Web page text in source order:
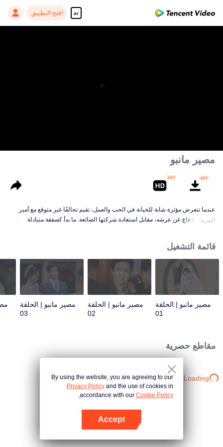
ar افتح التطبيق
مصير مانبو
عندما تتعرض مؤثرة شابة للخيانة في الحب والعمل، تقيم تحالفًا غير متوقع مع أمير
يحارب للدفاع عن عرشه، مقابل استعادة شركتها الضائعة. ما بدأ كصفقة متبادلة
أرواحهما كانت مرتبطة منذ زمن بعيد قبل هذه الحياة. ولكن هل سيصبح هذا الارتباط
مفتاحًا لكشف مصيرهما، أم لعنةً تلزمهما دون مهرب؟
المزيد
قائمة التشغيل
مصير مانبو | الحلقة
01
مصير مانبو | الحلقة
02
مصير مانبو | الحلقة
03
مقاطع حصرية
Loading…
By using the website, you are agreeing to our
Privacy Policy and the use of cookies in
accordance with our Cookie Policy.
Accept